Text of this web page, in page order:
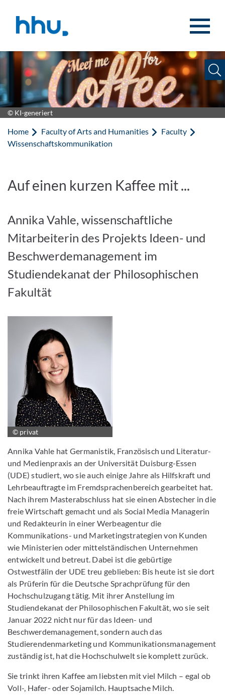
© KI-generiert
Home Faculty of Arts and Humanities
Faculty
Wissenschaftskommunikation
Auf einen kurzen Kaffee mit ...
Annika Vahle, wissenschaftliche
Mitarbeiterin des Projekts Ideen- und
Beschwerdemanagement im
Studiendekanat der Philosophischen
Fakultät
© privat
Annika Vahle hat Germanistik, Französisch und Literatur-
und Medienpraxis an der Universität Duisburg-Essen
(UDE) studiert, wo sie auch einige Jahre als Hilfskraft und
Lehrbeauftragte im Fremdsprachenbereich gearbeitet hat.
Nach ihrem Masterabschluss hat sie einen Abstecher in die
freie Wirtschaft gemacht und als Social Media Managerin
und Redakteurin in einer Werbeagentur die
Kommunikations- und Marketingstrategien von Kunden
wie Ministerien oder mittelständischen Unternehmen
entwickelt und betreut. Dabei ist die gebürtige
Ostwestfälin der UDE treu geblieben: Bis heute ist sie dort
als Prüferin für die Deutsche Sprachprüfung für den
Hochschulzugang tätig. Mit ihrer Anstellung im
Studiendekanat der Philosophischen Fakultät, wo sie seit
Januar 2022 nicht nur für das Ideen- und
Beschwerdemanagement, sondern auch das
Studierendenmarketing und Kommunikationsmanagement
zuständig ist, hat die Hochschulwelt sie komplett zurück.
Sie trinkt ihren Kaffee am liebsten mit viel Milch – egal ob
Voll-, Hafer- oder Sojamilch. Hauptsache Milch.